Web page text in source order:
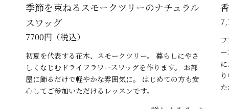
季節を束ねるスモークツリーのナチュラル
スワッグ
7700円（税込）
初夏を代表する花木、スモークツリー。 暮らしにやさ
しくなじむドライフラワースワッグを作ります。 お部
屋に飾るだけで軽やかな雰囲気に。 はじめての方も安
心してご参加いただけるレッスンです。